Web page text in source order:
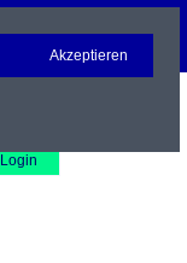
Login
Akzeptieren